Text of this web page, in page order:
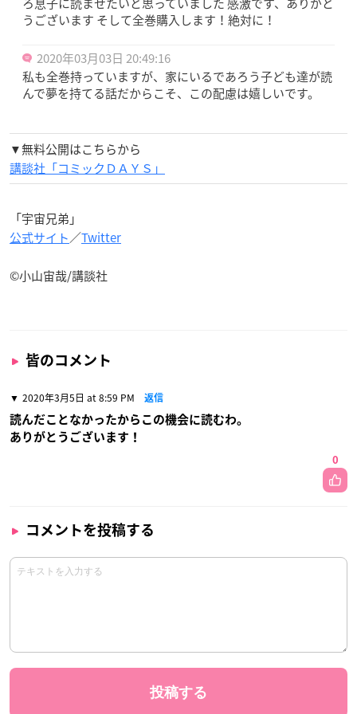
うございます そして全巻購入します！絶対に！
2020年03月03日 20:49:16
私も全巻持っていますが、家にいるであろう子ども達が読
んで夢を持てる話だからこそ、この配慮は嬉しいです。
▼無料公開はこちらから
講談社「コミックＤＡＹＳ」
「宇宙兄弟」
公式サイト／Twitter
©小山宙哉/講談社
皆のコメント
2020年3月5日 at 8:59 PM 返信
読んだことなかったからこの機会に読むわ。
ありがとうございます！
0
コメントを投稿する